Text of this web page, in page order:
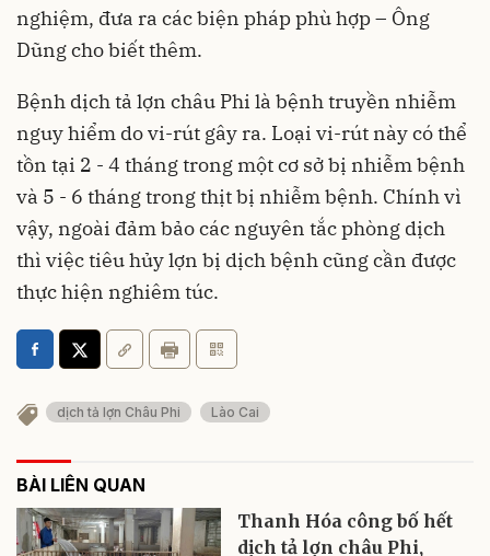
nghiệm, đưa ra các biện pháp phù hợp – Ông
Dũng cho biết thêm.
Bệnh dịch tả lợn châu Phi là bệnh truyền nhiễm
nguy hiểm do vi-rút gây ra. Loại vi-rút này có thể
tồn tại 2 - 4 tháng trong một cơ sở bị nhiễm bệnh
và 5 - 6 tháng trong thịt bị nhiễm bệnh. Chính vì
vậy, ngoài đảm bảo các nguyên tắc phòng dịch
thì việc tiêu hủy lợn bị dịch bệnh cũng cần được
thực hiện nghiêm túc.
dịch tả lợn Châu Phi Lào Cai
BÀI LIÊN QUAN
Thanh Hóa công bố hết
dịch tả lợn châu Phi,